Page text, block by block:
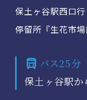
保土ヶ谷駅西口
停留所『生花市
バス25分
保土ヶ谷駅か